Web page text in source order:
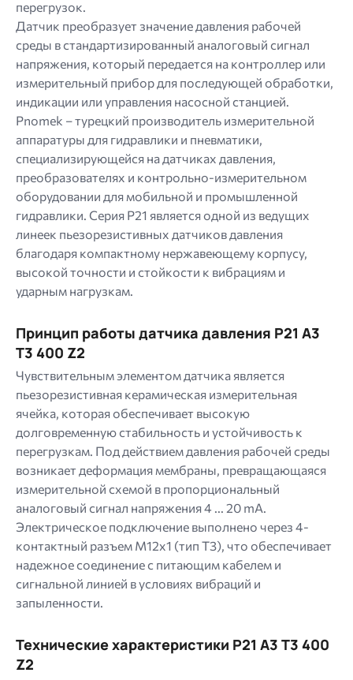
перегрузок.
Датчик преобразует значение давления рабочей
среды в стандартизированный аналоговый сигнал
напряжения, который передается на контроллер или
измерительный прибор для последующей обработки,
индикации или управления насосной станцией.
Pnomek – турецкий производитель измерительной
аппаратуры для гидравлики и пневматики,
специализирующейся на датчиках давления,
преобразователях и контрольно-измерительном
оборудовании для мобильной и промышленной
гидравлики. Серия P21 является одной из ведущих
линеек пьезорезистивных датчиков давления
благодаря компактному нержавеющему корпусу,
высокой точности и стойкости к вибрациям и
ударным нагрузкам.
Принцип работы датчика давления P21 A3
T3 400 Z2
Чувствительным элементом датчика является
пьезорезистивная керамическая измерительная
ячейка, которая обеспечивает высокую
долговременную стабильность и устойчивость к
перегрузкам. Под действием давления рабочей среды
возникает деформация мембраны, превращающаяся
измерительной схемой в пропорциональный
аналоговый сигнал напряжения 4 ... 20 mA.
Электрическое подключение выполнено через 4-
контактный разъем M12x1 (тип T3), что обеспечивает
надежное соединение с питающим кабелем и
сигнальной линией в условиях вибраций и
запыленности.
Технические характеристики P21 A3 T3 400
Z2